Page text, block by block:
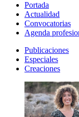
Portada
Actualidad
Convocatorias
Agenda
Publicaciones
Especiales
Creaciones